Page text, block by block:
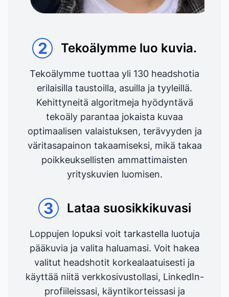
2 Tekoälymme luo kuvia.
Tekoälymme tuottaa yli 130 headshotia
erilaisilla taustoilla, asuilla ja tyyleillä.
Kehittyneitä algoritmeja hyödyntävä
tekoäly parantaa jokaista kuvaa
optimaalisen valaistuksen, terävyyden ja
väritasapainon takaamiseksi, mikä takaa
poikkeuksellisten ammattimaisten
yrityskuvien luomisen.
3 Lataa suosikkikuvasi
Loppujen lopuksi voit tarkastella luotuja
pääkuvia ja valita haluamasi. Voit hakea
valitut headshotit korkealaatuisesti ja
käyttää niitä verkkosivustollasi, LinkedIn-
profiileissasi, käyntikorteissasi ja